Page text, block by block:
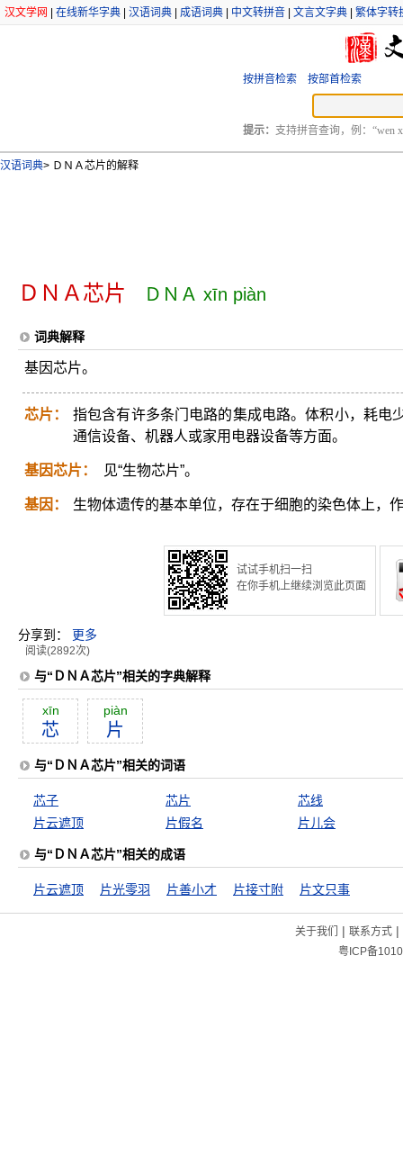
汉文学网 在线新华字典 汉语词典 成语词典 中文转拼音 文言文字典 繁体字转
按拼音检索 按部首检索
提示： 支持拼音查询，例：“wen
汉语词典> ＤＮＡ芯片的解释
ＤＮＡ芯片 ＤＮＡ xīn piàn
词典解释
基因芯片。
芯片：
指包含有许多条门电路的集成电路。体积小，耗电
通信设备、机器人或家用电器设备等方面。
基因芯片： 见“生物芯片”。
基因： 生物体遗传的基本单位，存在于细胞的染色体上，
试试手机扫一扫
在你手机上继续浏览此页面
分享到： 更多
阅读(2892次)
与“ＤＮＡ芯片”相关的字典解释
xīn
芯
piàn
片
与“ＤＮＡ芯片”相关的词语
芯子 芯片
芯线
片云遮顶
片假名 片儿会
与“ＤＮＡ芯片”相关的成语
片云遮顶 片光零羽 片善小才 片接寸附 片文只事
关于我们 | 联系方式|
粤ICP备